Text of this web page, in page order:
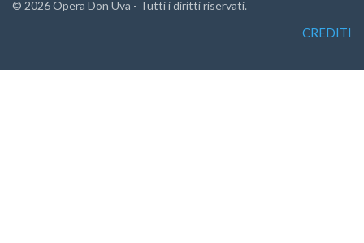
© 2026Opera Don Uva - Tutti i diritti riservati.
CREDITI